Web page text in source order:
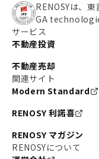
RENOSYは、
GA
サービス
不動産投資
不動産売却
関連サイト
Modern Standard
RENOSY 利諾喜
RENOSY マガジン
RENOSYについて